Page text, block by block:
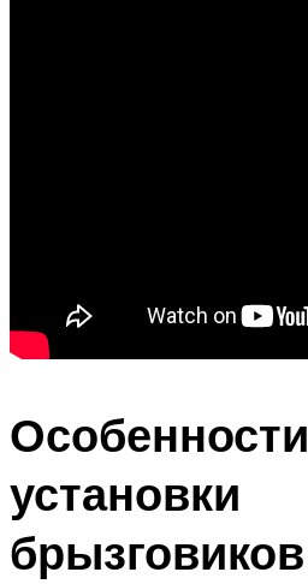
Особенности
установки
брызговиков